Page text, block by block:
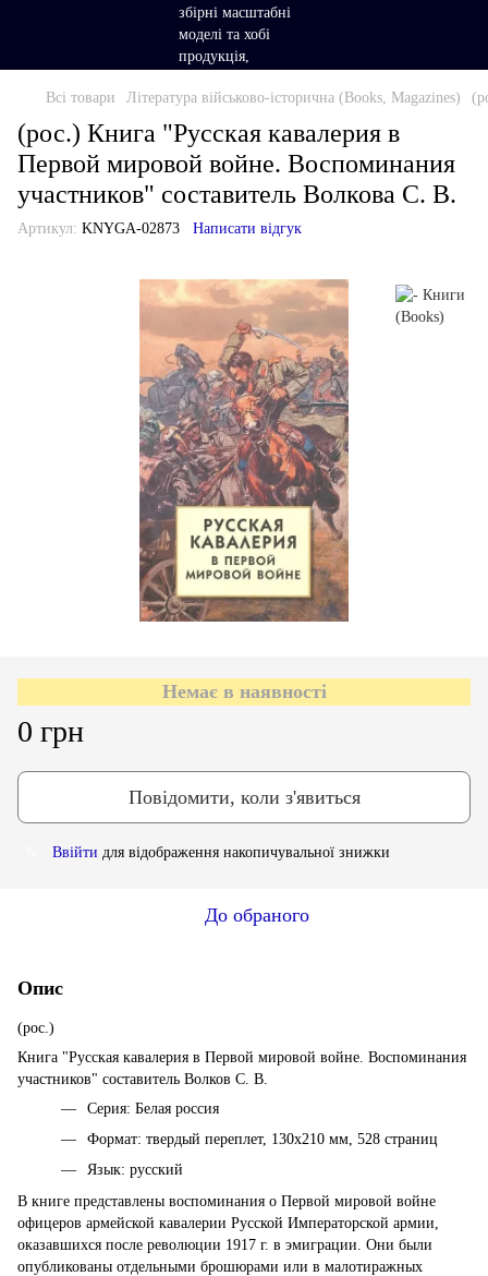
Всі товари Література військово-історична (Books, Magazines)
(рос.) Книга "Русская кавалерия в
Первой мировой войне. Воспоминания
участников" составитель Волкова С. В.
Артикул: KNYGA-02873 Написати відгук
Немає в наявності
0 грн
Повідомити, коли з'явиться
Ввійти для відображення накопичувальної знижки
До обраного
Опис
(рос.)
Книга "Русская кавалерия в Первой мировой войне. Воспоминания
участников" составитель Волков С. В.
Серия: Белая россия
Формат: твердый переплет, 130х210 мм, 528 страниц
Язык: русский
В книге представлены воспоминания о Первой мировой войне
офицеров армейской кавалерии Русской Императорской армии,
оказавшихся после революции 1917 г. в эмиграции. Они были
опубликованы отдельными брошюрами или в малотиражных